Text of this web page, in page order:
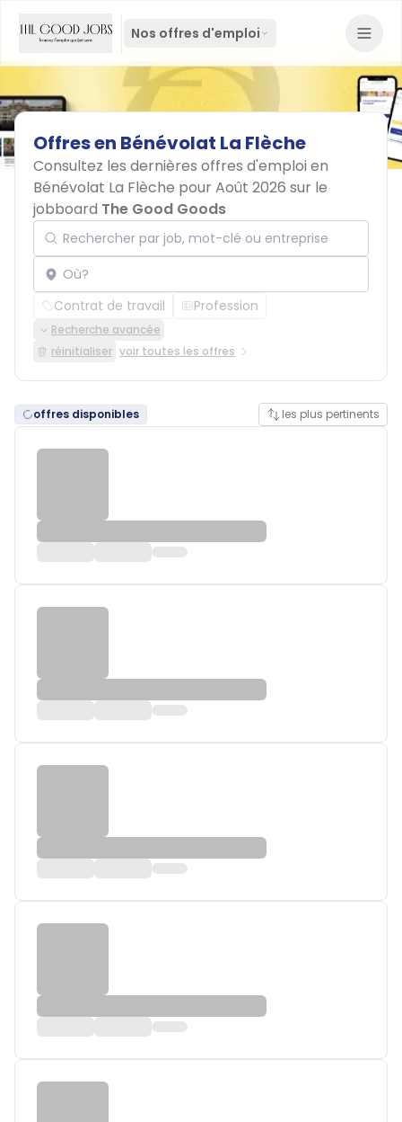
Nos offres d'emploi
Offresen Bénévolat La Flèche
Consultez les dernières offres d'emploi en
Bénévolat La Flèche pour Août 2026 sur le
jobboard The Good Goods
Rechercher par job, mot-clé ou entreprise
Localisation
Contrat de travail Profession
Recherche avancée
réinitialiser voir toutes les offres
offres disponibles les plus pertinents